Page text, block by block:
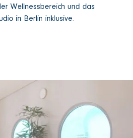
Wellnessbereich und das
in Berlin inklusive.